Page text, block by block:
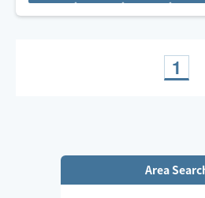
小さなお子さまやペットが居る
1
Area